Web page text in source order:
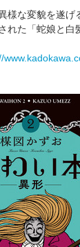
様な変貌を遂げ
れた「蛇娘と白